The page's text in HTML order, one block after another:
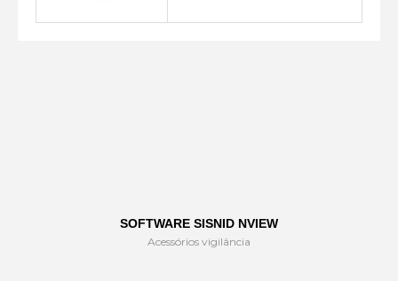
SOFTWARE SISNID NVIEW
Acessórios vigilância